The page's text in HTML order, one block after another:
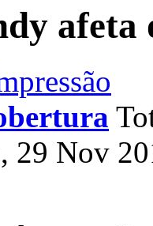
afeta
29 Nov